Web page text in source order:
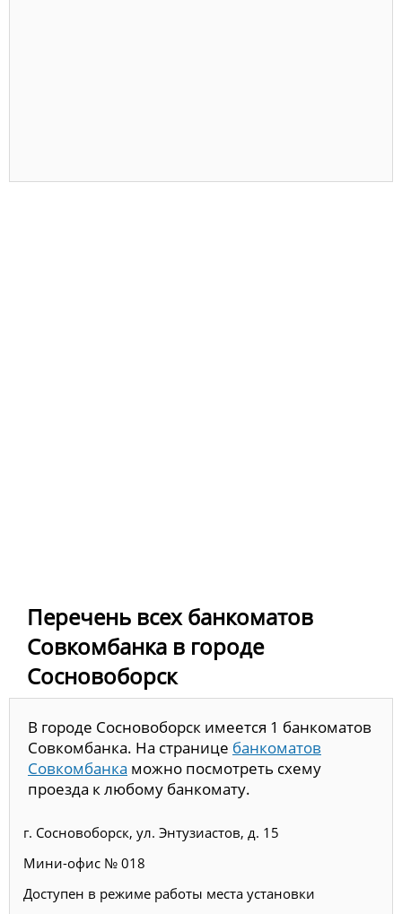
Перечень всех банкоматов
Совкомбанка в городе
Сосновоборск
В городе Сосновоборск имеется 1 банкоматов
Совкомбанка. На странице банкоматов
Совкомбанка можно посмотреть схему
проезда к любому банкомату.
г. Сосновоборск, ул. Энтузиастов, д. 15
Мини-офис № 018
Доступен в режиме работы места установки